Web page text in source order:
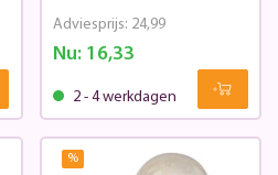
Nu: 16,33
Adviesprijs: 24,99
2 - 4 werkdagen
%